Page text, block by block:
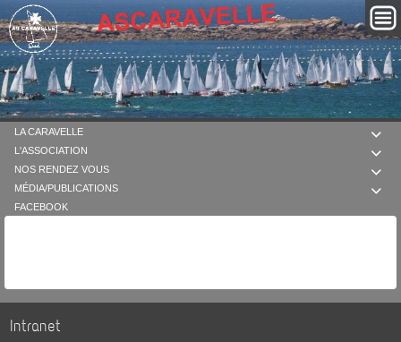

LA CARAVELLE

L'ASSOCIATION

NOS RENDEZ VOUS

MÉDIA/PUBLICATIONS
FACEBOOK
Intranet